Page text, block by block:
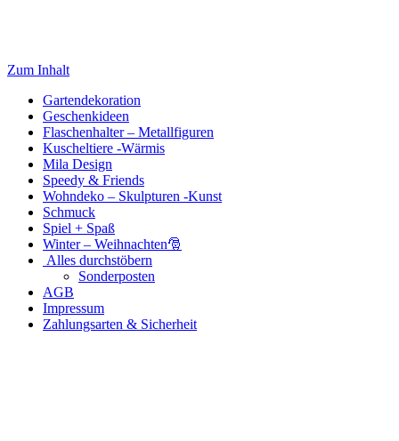
Zum Inhalt
Gartendekoration
Geschenkideen
Flaschenhalter – Metallfiguren
Kuscheltiere -Wärmis
Mila Design
Speedy & Friends
Wohndeko – Skulpturen -Kunst
Schmuck
Spiel + Spaß
Winter – Weihnachten🎅
Alles durchstöbern
Sonderposten
AGB
Impressum
Zahlungsarten & Sicherheit